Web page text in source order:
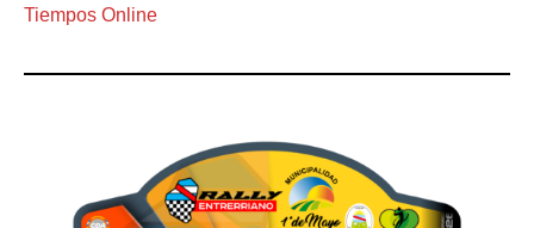
Tiempos Online